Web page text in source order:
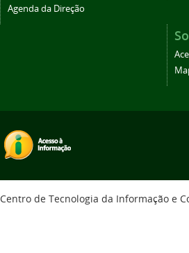
Agenda da Direção
Centro de Tecnologia da Informação e